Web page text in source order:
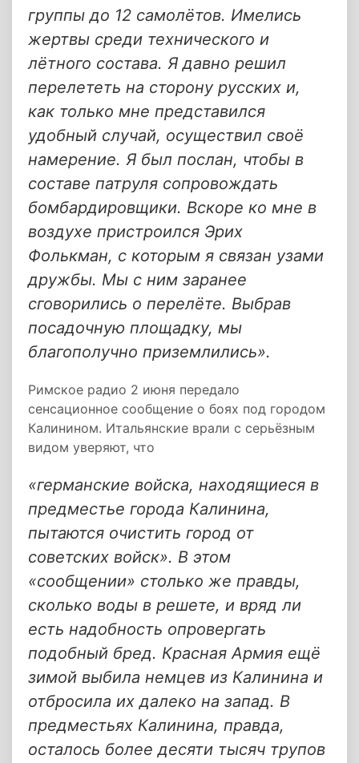
группы до 12 самолётов. Имелись
жертвы среди технического и
лётного состава. Я давно решил
перелететь на сторону русских и,
как только мне представился
удобный случай, осуществил своё
намерение. Я был послан, чтобы в
составе патруля сопровождать
бомбардировщики. Вскоре ко мне в
воздухе пристроился Эрих
Фолькман, с которым я связан узами
дружбы. Мы с ним заранее
сговорились о перелёте. Выбрав
посадочную площадку, мы
благополучно приземлились».
Римское радио 2 июня передало
сенсационное сообщение о боях под городом
Калинином. Итальянские врали с серьёзным
видом уверяют, что
«германские войска, находящиеся в
предместье города Калинина,
пытаются очистить город от
советских войск». В этом
«сообщении» столько же правды,
сколько воды в решете, и вряд ли
есть надобность опровергать
подобный бред. Красная Армия ещё
зимой выбила немцев из Калинина и
отбросила их далеко на запад. В
предместьях Калинина, правда,
осталось более десяти тысяч трупов